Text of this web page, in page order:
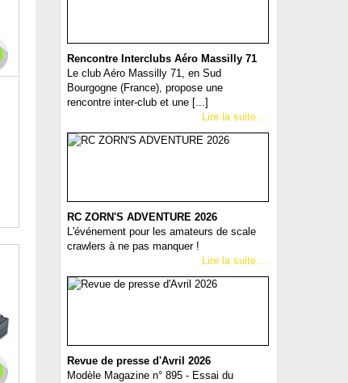
Rencontre Interclubs Aéro Massilly 71
Le club Aéro Massilly 71, en Sud
Bourgogne (France), propose une
rencontre inter-club et une [...]
Lire la suite ...
RC ZORN'S ADVENTURE 2026
L'événement pour les amateurs de scale
crawlers à ne pas manquer !
Lire la suite ...
Revue de presse d'Avril 2026
Modèle Magazine n° 895 - Essai du